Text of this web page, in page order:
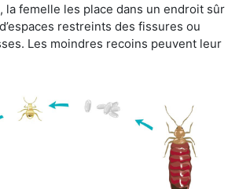
femelle les place dans un endroit sûr
restreints des fissures ou
Les moindres recoins peuvent leur